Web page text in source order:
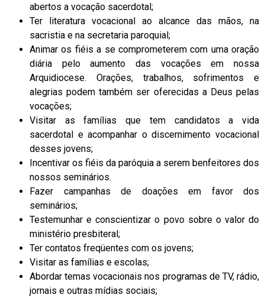
abertos a vocação sacerdotal;
Ter literatura vocacional ao alcance das mãos, na
sacristia e na secretaria paroquial;
Animar os fiéis a se comprometerem com uma oração
diária pelo aumento das vocações em nossa
Arquidiocese. Orações, trabalhos, sofrimentos e
alegrias podem também ser oferecidas a Deus pelas
vocações;
Visitar as famílias que tem candidatos a vida
sacerdotal e acompanhar o discernimento vocacional
desses jovens;
Incentivar os fiéis da paróquia a serem benfeitores dos
nossos seminários.
Fazer campanhas de doações em favor dos
seminários;
Testemunhar e conscientizar o povo sobre o valor do
ministério presbiteral;
Ter contatos freqüentes com os jovens;
Visitar as famílias e escolas;
Abordar temas vocacionais nos programas de TV, rádio,
jornais e outras mídias sociais;